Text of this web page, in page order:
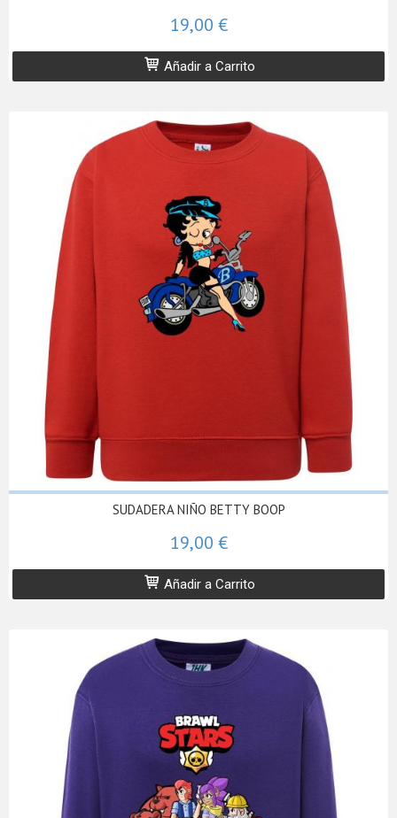
19,00 €
Añadir a Carrito
SUDADERA NIÑO BETTY BOOP
19,00 €
Añadir a Carrito